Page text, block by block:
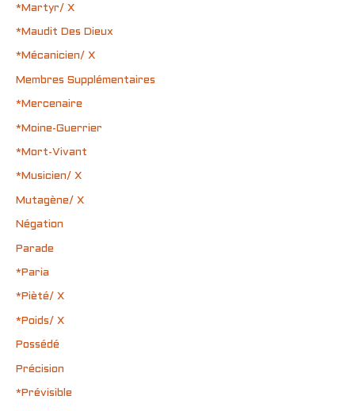
*Martyr/ X
*Maudit Des Dieux
*Mécanicien/ X
Membres Supplémentaires
*Mercenaire
*Moine-Guerrier
*Mort-Vivant
*Musicien/ X
Mutagène/ X
Négation
Parade
*Paria
*Pièté/ X
*Poids/ X
Possédé
Précision
*Prévisible